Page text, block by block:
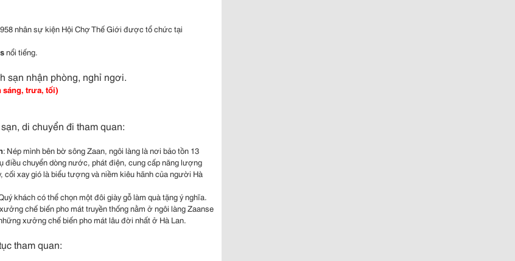
nhân sự kiện Hội Chợ Thế Giới được tổ chức tại
nổi tiếng.
sạn nhận phòng, nghỉ ngơi.
sáng, trưa, tối)
di chuyển đi tham quan:
: Nép mình bên bờ sông Zaan, ngôi làng là nơi bảo tồn 13
điều chuyển dòng nước, phát điện, cung cấp năng lượng
xay gió là biểu tượng và niềm kiêu hãnh của người Hà
khách có thể chọn một đôi giày gỗ làm quà tặng ý nghĩa.
chế biến pho mát truyền thống nằm ở ngôi làng Zaanse
xưởng chế biến pho mát lâu đời nhất ở Hà Lan.
tham quan: